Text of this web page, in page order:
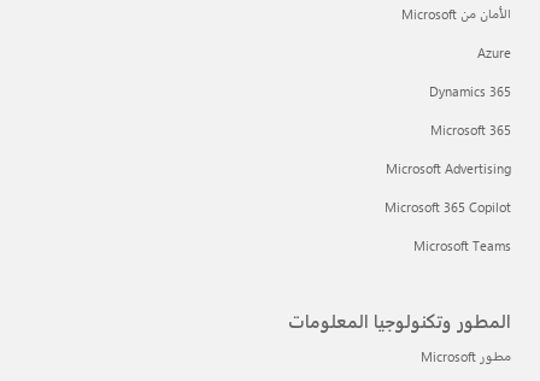
الأمان من Microsoft
Azure
Dynamics 365
Microsoft 365
Microsoft Advertising
Microsoft 365 Copilot
Microsoft Teams
المطور وتكنولوجيا المعلومات
مطور Microsoft